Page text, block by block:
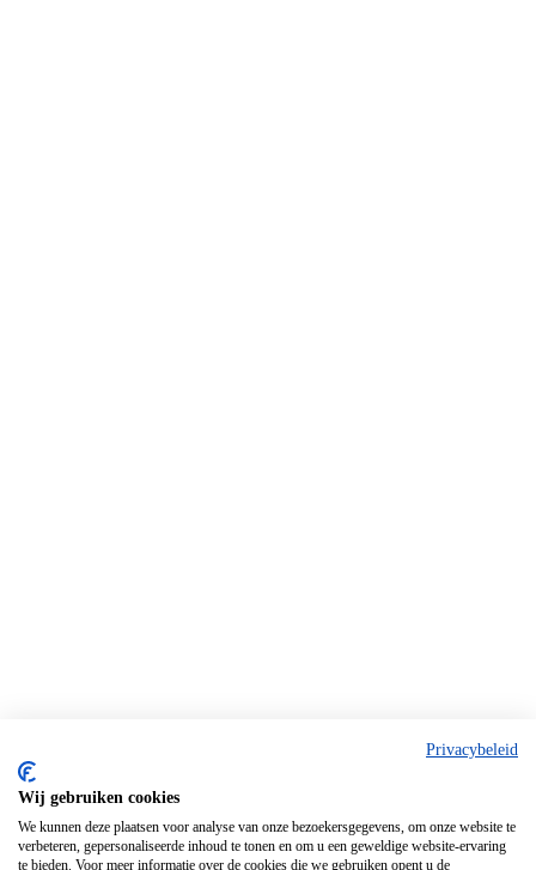
Privacybeleid
Wij gebruiken cookies
We kunnen deze plaatsen voor analyse van onze bezoekersgegevens, om onze website te
verbeteren, gepersonaliseerde inhoud te tonen en om u een geweldige website-ervaring
te bieden. Voor meer informatie over de cookies die we gebruiken opent u de